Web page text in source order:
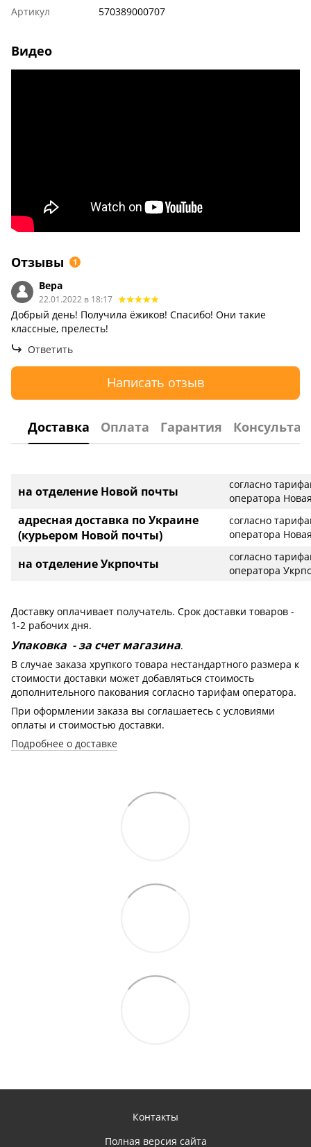
Артикул
570389000707
Видео
Отзывы 1
Вера
22.01.2022 в 18:17
Добрый день! Получила ёжиков! Спасибо! Они такие
классные, прелесть!
Ответить
Написать отзыв
Доставка Оплата Гарантия
на отделение Новой почты
согласно
оператора
адресная доставка по Украине
(курьером Новой почты)
согласно
оператора
на отделение Укрпочты
согласно
оператора
Доставку оплачивает получатель. Срок доставки товаров -
1-2 рабочих дня.
Упаковка - за счет магазина.
В случае заказа хрупкого товара нестандартного размера к
стоимости доставки может добавляться стоимость
дополнительного пакования согласно тарифам оператора.
При оформлении заказа вы соглашаетесь с условиями
оплаты и стоимостью доставки.
Подробнее о доставке
Контакты
Полная версия сайта